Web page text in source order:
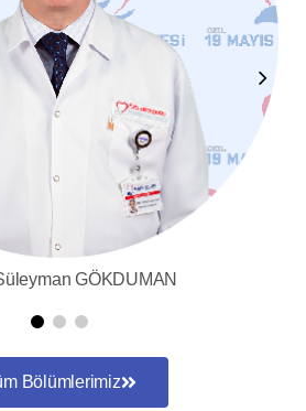
GÖKDUMAN
Bölümlerimiz